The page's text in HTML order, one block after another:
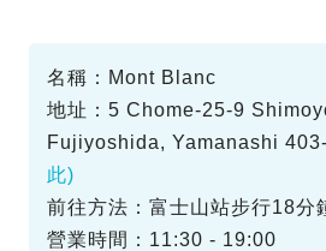
名稱：Mont Blanc
地址：5 Chome-25-9
Fujiyoshida, Yamanashi
此)
前往方法：富士山站步行18分
營業時間：11:30 - 19:00